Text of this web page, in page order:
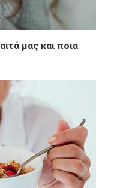
μας και ποια